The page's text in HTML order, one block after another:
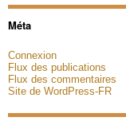
Méta
Connexion
Flux des publications
Flux des commentaires
Site de WordPress-FR